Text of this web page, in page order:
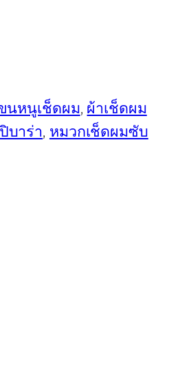
นหนูเช็ดผม, ผ้าเช็ดผม
บาร่า, หมวกเช็ดผมซับ